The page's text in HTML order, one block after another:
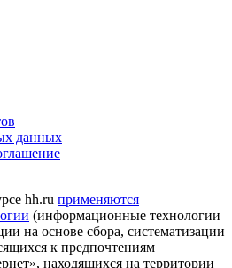
данных
hh.ru применяются
(информационные технологии
на основе сбора, систематизации
к предпочтениям
находящихся на территории